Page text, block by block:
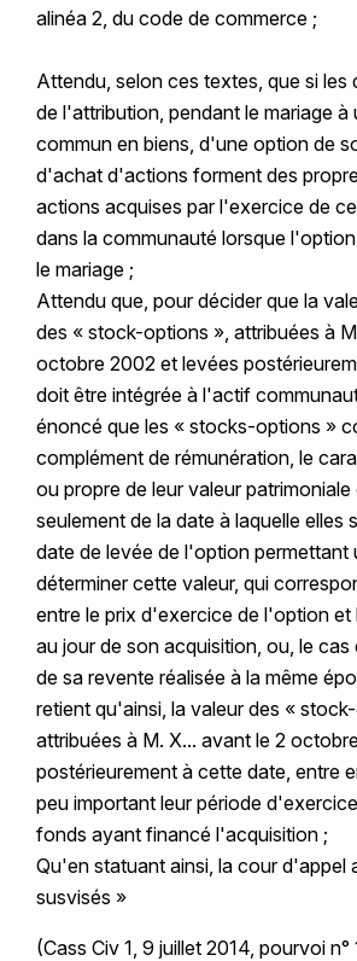
alinéa 2, du code de commerce ;
Attendu, selon ces textes, que si les
de l'attribution, pendant le mariage à
commun en biens, d'une option de
d'achat d'actions forment des
actions acquises par l'exercice de
dans la communauté lorsque
le mariage ;
Attendu que, pour décider que la
des « stock-options », attribuées à
octobre 2002 et levées
doit être intégrée à l'actif
énoncé que les « stocks-options »
complément de rémunération, le
ou propre de leur valeur patrimoniale
seulement de la date à laquelle elles
date de levée de l'option permettant
déterminer cette valeur, qui
entre le prix d'exercice de l'option et
au jour de son acquisition, ou, le cas
de sa revente réalisée à la même
retient qu'ainsi, la valeur des «
attribuées à M. X... avant le 2
postérieurement à cette date, entre
peu important leur période
fonds ayant financé l'acquisition ;
Qu'en statuant ainsi, la cour d'appel
susvisés »
(Cass Civ 1, 9 juillet 2014, pourvoi